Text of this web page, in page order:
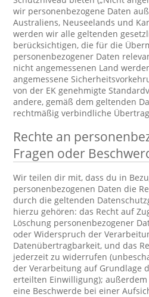
wir personenbezogene Daten
Australiens, Neuseelands und
werden wir alle geltenden
berücksichtigen, die für die
personenbezogener Daten
nicht angemessenen Land
angemessene
von der EK genehmigte
andere, gemäß dem geltenden
rechtmäßig verbindliche
Rechte an
Fragen oder
Wir teilen dir mit, dass du in
personenbezogenen Daten die
durch die geltenden
hierzu gehören: das Recht auf
Löschung personenbezogener
oder Widerspruch der
Datenübertragbarkeit, und das
jederzeit zu widerrufen
der Verarbeitung auf Grundlage
erteilten Einwilligung);
eine Beschwerde bei einer